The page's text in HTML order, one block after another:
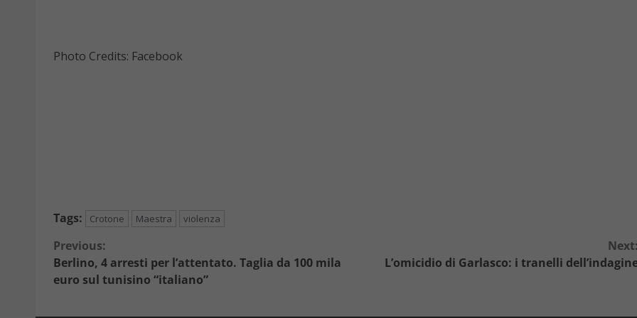
Photo Credits: Facebook
Tags: Crotone Maestra violenza
Continue
Reading
Previous:
Berlino, 4 arresti per l’attentato. Taglia da 100 mila
euro sul tunisino “italiano”
L’omicidio di Garlasco: i tranelli